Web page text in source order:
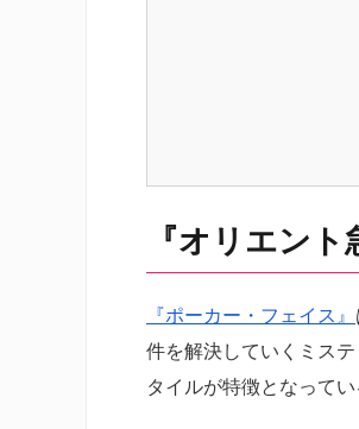
『オリエン
『ポーカー・フェイス』
件を解決していくミス
タイルが特徴となってい